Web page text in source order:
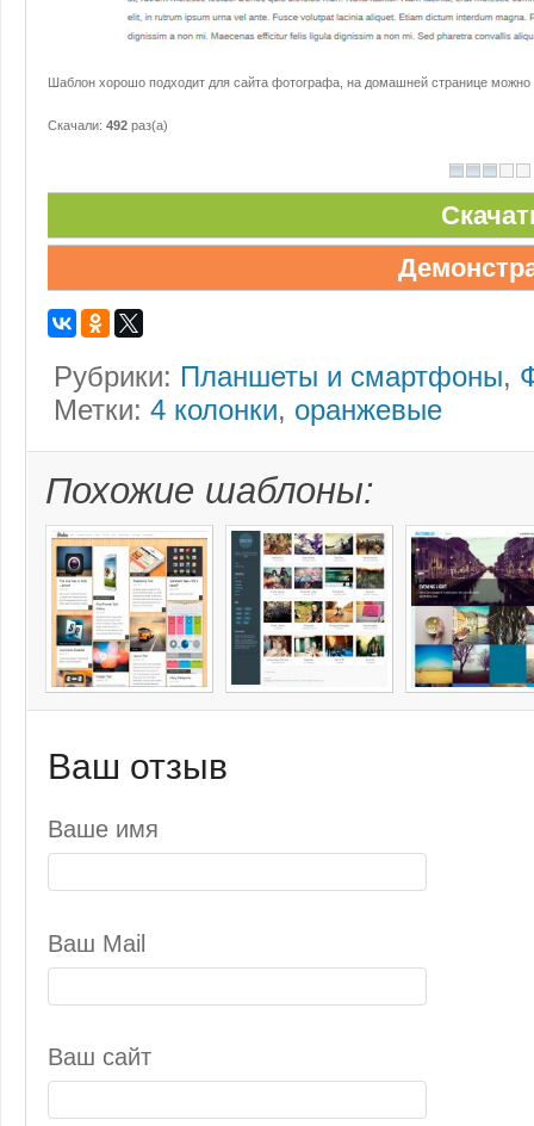
Шаблон хорошо подходит для сайта фотографа, на домашней странице можно
Скачали: 492 раз(а)
Рубрики: Планшеты и смартфоны,
Метки: 4 колонки, оранжевые
Похожие шаблоны:
Ваш отзыв
Ваше имя
Ваш Mail
Ваш сайт